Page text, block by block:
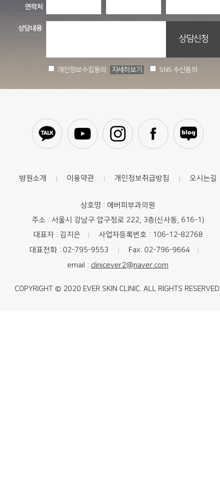
개인정보수집동의 자세히보기 SNS 수신동의
병원소개 | 이용약관 | 개인정보취급방침 | 오시는길
상호명 : 에버피부과의원
주소 : 서울시 강남구 압구정로 222, 3층(신사동, 616-1)
대표자 : 김지은
|
사업자등록번호 : 106-12-82768
대표전화 : 02-795-9553
| Fax: 02-796-9664 |
email : clinicever2@naver.com
COPYRIGHT © 2020 EVER SKIN CLINIC. ALL RIGHTS